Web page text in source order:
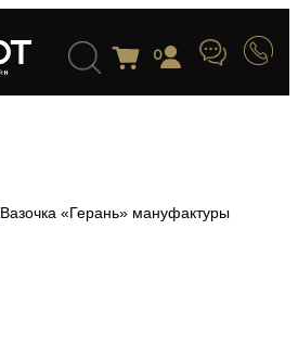
0
Вазочка «Герань» мануфактуры